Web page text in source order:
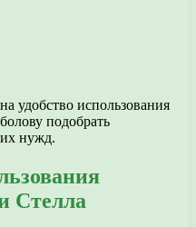
удобство использования
подобрать
нужд.
Стелла